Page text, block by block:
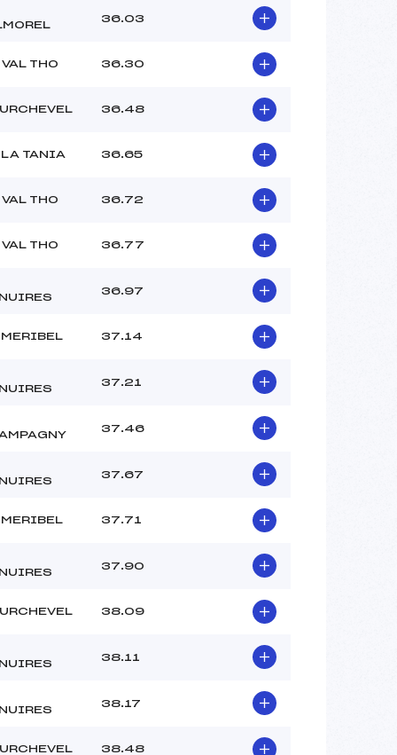
:
36.03
THO 36.30
36.48
TANIA 36.65
THO 36.72
THO 36.77
36.97
37.14
37.21
37.46
37.67
37.71
37.90
38.09
38.11
38.17
38.48